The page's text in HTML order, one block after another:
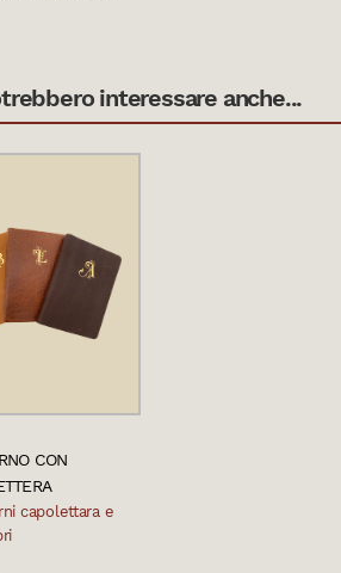
interessare anche...
CON
capolettara e